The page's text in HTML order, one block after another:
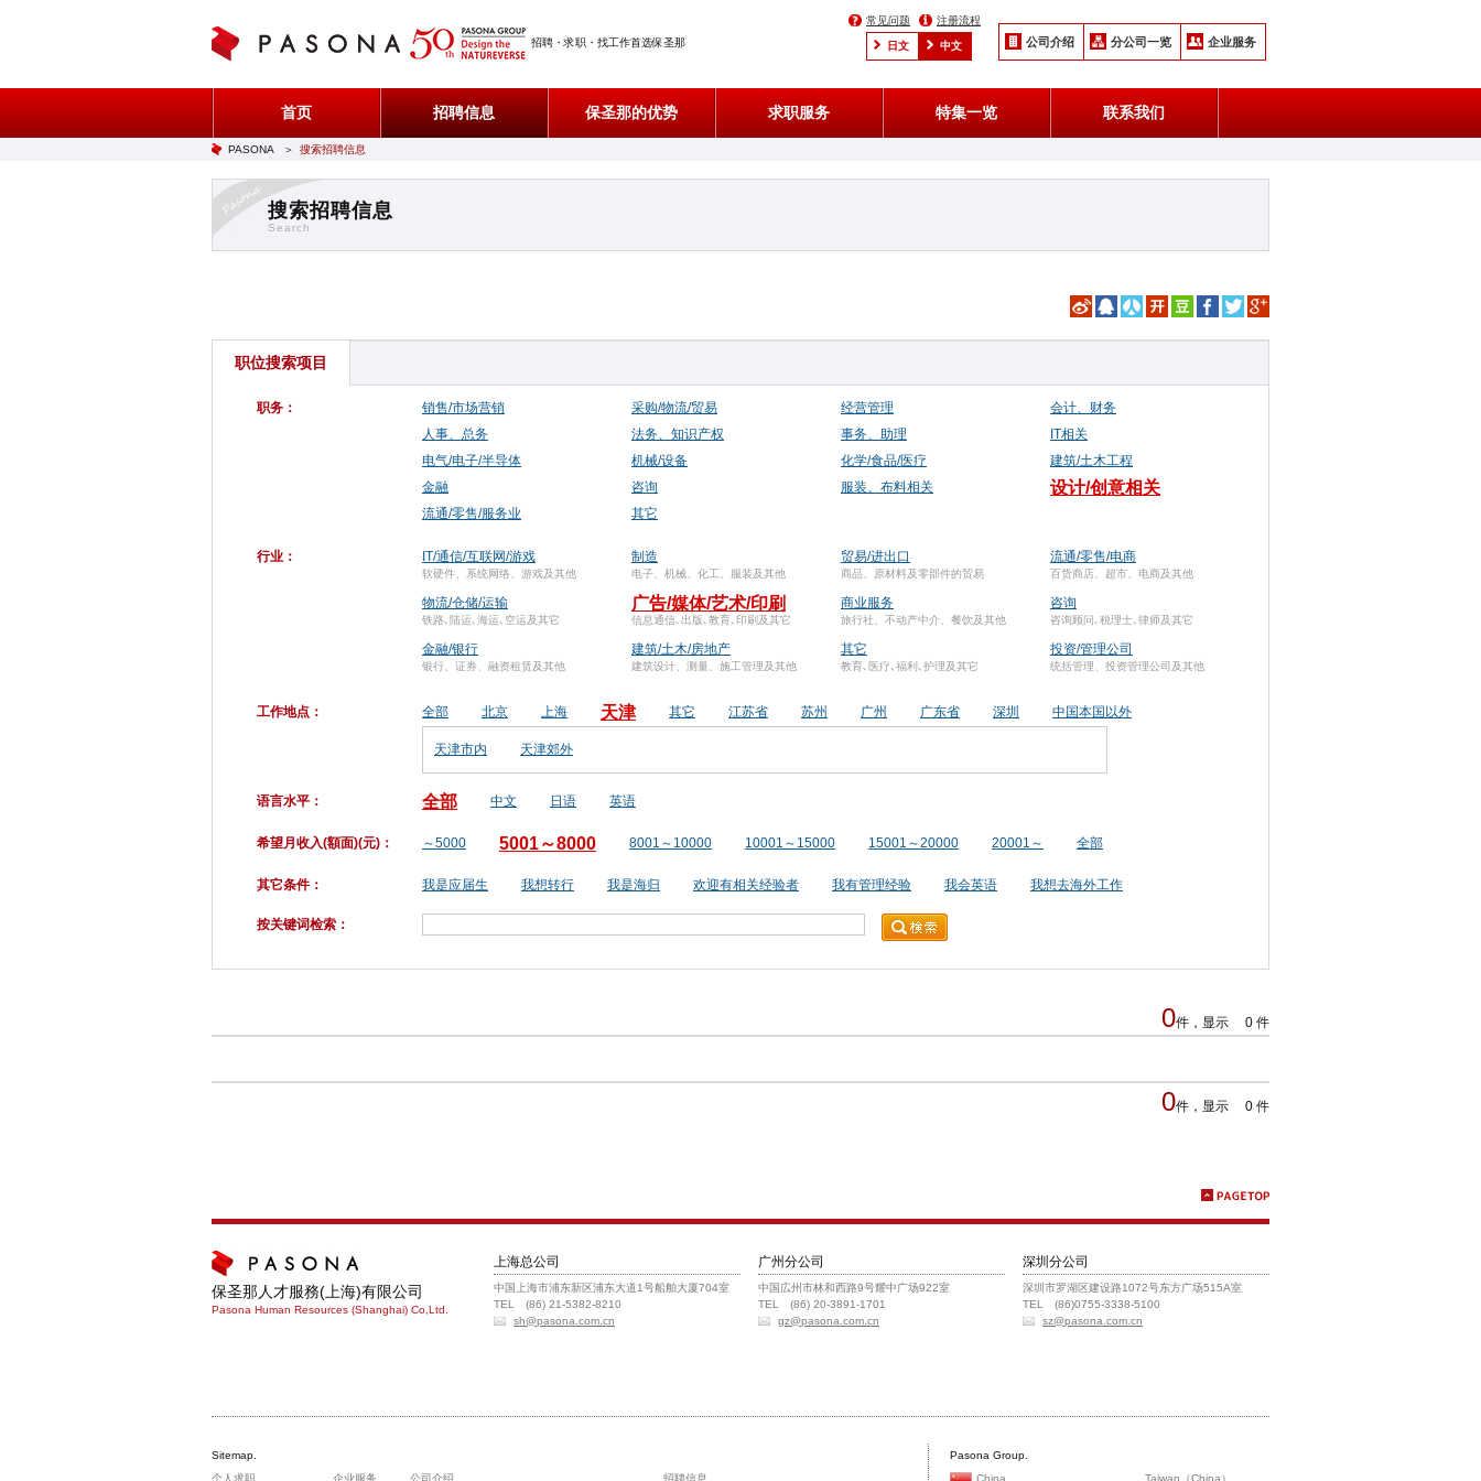
招聘・求职・找工作首选保圣那
常见问题 注册流程
日文 中文 公司介绍 分公司一览 企业服务
首页 招聘信息 保圣那的优势 求职服务 特集一览 联系我们
PASONA ＞ 搜索招聘信息
搜索招聘信息
Search
职位搜索项目
职务： 销售/市场营销 采购/物流/贸易 经营管理
会计、财务
人事、总务
法务、知识产权 事务、助理
IT相关
电气/电子/半导体
机械/设备 化学/食品/医疗
建筑/土木工程
金融
咨询 服装、布料相关 设计/创意相关
流通/零售/服务业 其它
行业： IT/通信/互联网/游戏
软硬件、系统网络、游戏及其他
制造
电子、机械、化工、服装及其他
贸易/进出口
商品、原材料及零部件的贸易
流通/零售/电商
百货商店、超市、电商及其他
物流/仓储/运输
铁路､陆运､海运､空运及其它
广告/媒体/艺术/印刷
信息通信､出版､教育､印刷及其它
商业服务
旅行社、不动产中介、餐饮及其他
咨询
咨询顾问､税理士､律师及其它
金融/银行
银行、证券、融资租赁及其他
建筑/土木/房地产
建筑设计、测量、施工管理及其他
其它
教育､医疗､福利､护理及其它
投资/管理公司
统括管理、投资管理公司及其他
工作地点： 全部 北京 上海 天津 其它 江苏省 苏州 广州 广东省 深圳 中国本国以外
天津市内 天津郊外
语言水平： 全部 中文 日语 英语
希望月收入(額面)(元)： ～5000 5001～8000 8001～10000 10001～15000 15001～20000 20001～ 全部
其它条件： 我是应届生 我想转行 我是海归 欢迎有相关经验者 我有管理经验 我会英语 我想去海外工作
按关键词检索：
0件，显示 0 件
0件，显示 0 件
保圣那人才服務(上海)有限公司
Pasona Human Resources (Shanghai) Co,Ltd.
上海总公司
中国上海市浦东新区浦东大道1号船舶大厦704室
TEL (86) 21-5382-8210
sh@pasona.com.cn
广州分公司
中国広州市林和西路9号耀中广场922室
TEL (86) 20-3891-1701
gz@pasona.com.cn
深圳分公司
深圳市罗湖区建设路1072号东方广场515A室
TEL (86)0755-3338-5100
sz@pasona.com.cn
Sitemap.
个人求职
企业服务 公司介绍 招聘信息
Pasona Group.
China
Taiwan（China）